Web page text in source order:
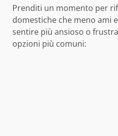
Prenditi un momento per
domestiche che meno ami
sentire più ansioso o
opzioni più comuni: